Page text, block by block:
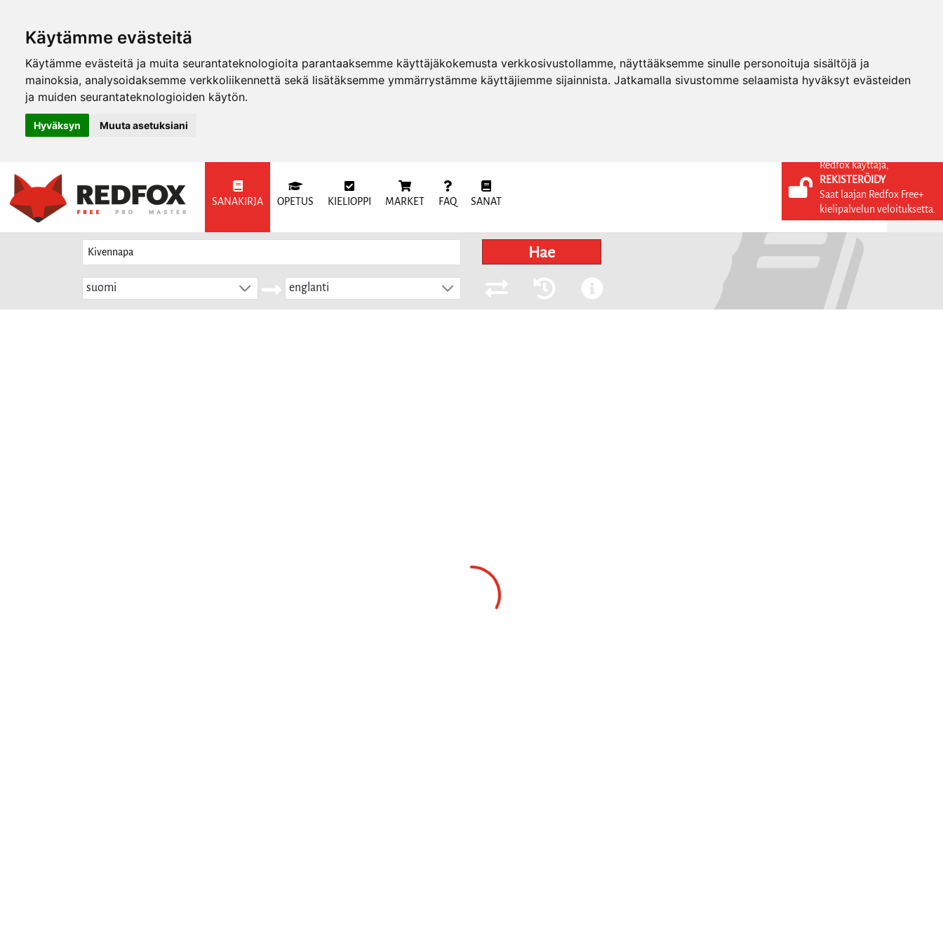
Käytämme evästeitä
Käytämme evästeitä ja muita seurantateknologioita parantaaksemme käyttäjäkokemusta verkkosivustollamme, näyttääksemme sinulle personoituja sisältöjä ja
mainoksia, analysoidaksemme verkkoliikennettä sekä lisätäksemme ymmärrystämme käyttäjiemme sijainnista. Jatkamalla sivustomme selaamista hyväksyt evästeiden
ja muiden seurantateknologioiden käytön.
Hyväksyn Muuta asetuksiani
SANAKIRJA OPETUS KIELIOPPI MARKET FAQ SANAT
KIRJAUDU SISÄÄN
REKISTERÖIDY
FI
Hae
suomi englanti
Redfox käyttäjä,
REKISTERÖIDY
Saat laajan Redfox Free+
kielipalvelun veloituksetta.